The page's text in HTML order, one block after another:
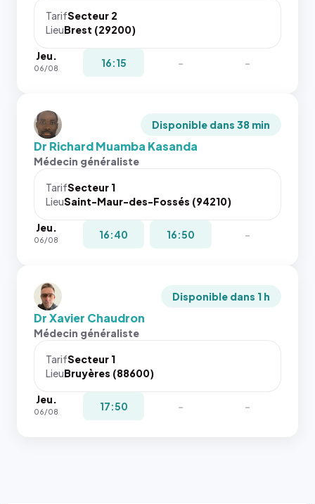
TarifSecteur 2
LieuBrest (29200)
Jeu.
06/08 16:15 - -
Disponible dans 38 min
Dr Richard Muamba Kasanda
Médecin généraliste
TarifSecteur 1
LieuSaint-Maur-des-Fossés (94210)
Jeu.
06/08 16:40 16:50 -
Disponible dans 1 h
Dr Xavier Chaudron
Médecin généraliste
TarifSecteur 1
LieuBruyères (88600)
Jeu.
06/08 17:50 - -